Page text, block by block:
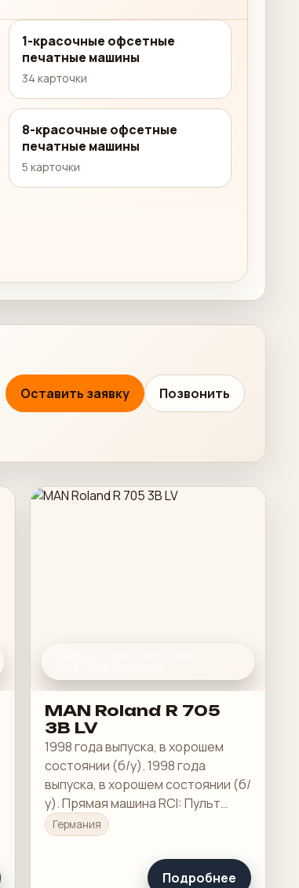
1-красочные офсетные
печатные машины
34 карточки
8-красочные офсетные
печатные машины
5 карточки
Оставить заявку Позвонить
MAN Roland R 705
3B LV
1998 года выпуска, в хорошем
состоянии (б/у). 1998 года
выпуска, в хорошем состоянии (б/
у). Прямая машина RCI: Пульт
дистанционного управления APL
(Полностью автоматическая
Германия
Подробнее